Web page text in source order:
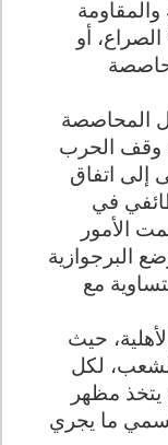
أو
المحاصصة
وقف الحرب
1976)، وأفضى إلى اتفاق
في
الأمور
البرجوازية
مع
حيث
لكل
مظهر
ما يجري